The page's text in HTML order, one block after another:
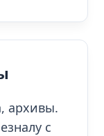
архивы.
с